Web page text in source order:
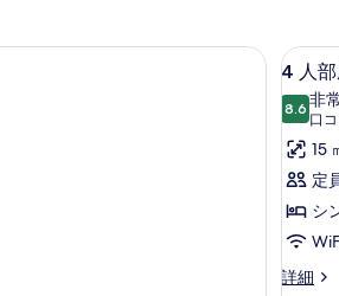
ッドシーツダブルルーム | アイロン / アイロン台、WiFi
4
人
部
屋
の
す
べ
て
6
4 人
8.610 点
非
口
(口
コ
ミ
26
件)
15
定
シ
詳細
4